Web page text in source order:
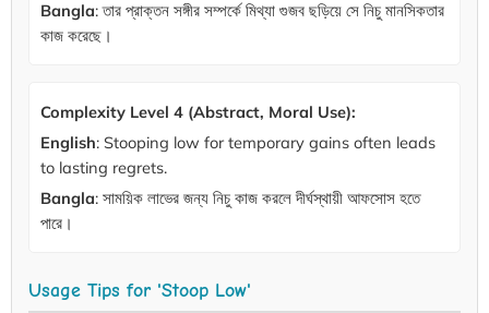
Bangla: তার প্রাক্তন সঙ্গীর সম্পর্কে মিথ্যা গুজব ছড়িয়ে সে নিচু মানসিকতার
কাজ করেছে।
Complexity Level 4 (Abstract, Moral Use):
English: Stooping low for temporary gains often leads
to lasting regrets.
Bangla: সাময়িক লাভের জন্য নিচু কাজ করলে দীর্ঘস্থায়ী আফসোস হতে
পারে।
Usage Tips for 'Stoop Low'